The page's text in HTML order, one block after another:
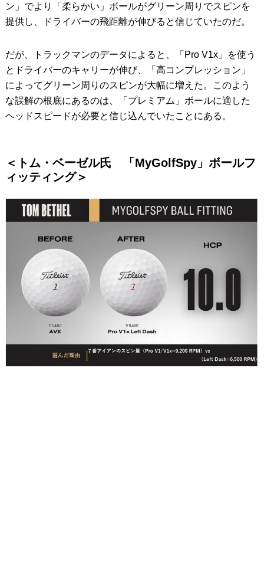
ン」でより「柔らかい」ボールがグリーン周りでスピンを
提供し、ドライバーの飛距離が伸びると信じていたのだ。
だが、トラックマンのデータによると、「Pro V1x」を使う
とドライバーのキャリーが伸び、「高コンプレッション」
によってグリーン周りのスピンが大幅に増えた。このよう
な誤解の根底にあるのは、「プレミアム」ボールに適した
ヘッドスピードが必要と信じ込んでいたことにある。
＜トム・ベーゼル氏 「MyGolfSpy」ボールフ
ィッティング＞